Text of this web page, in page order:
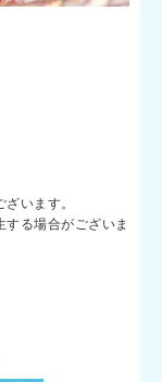
います。
る場合がございま